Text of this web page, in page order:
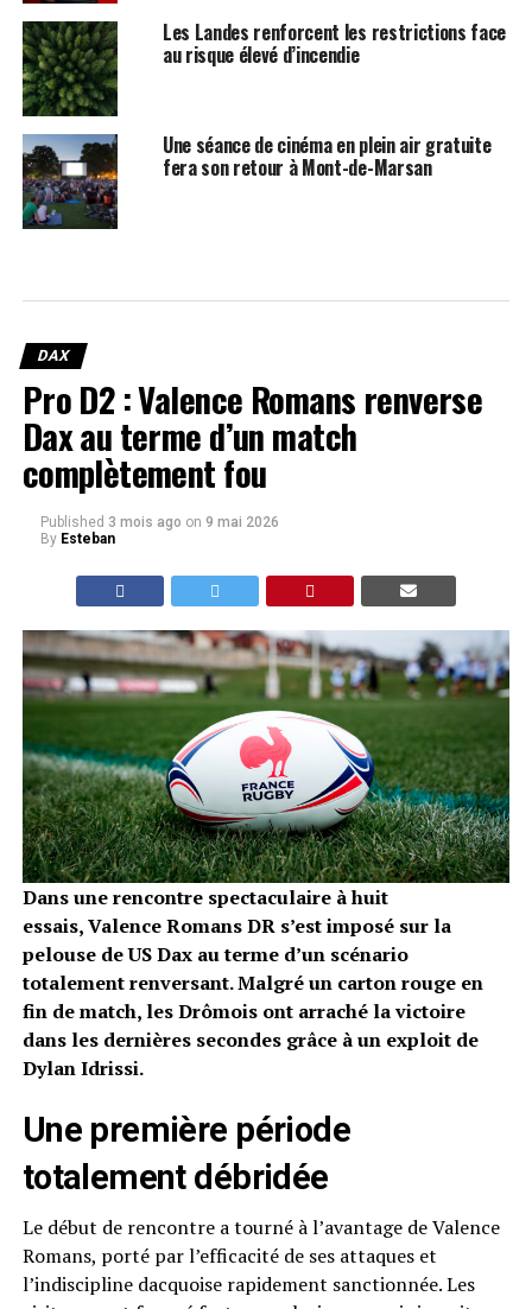
Les Landes renforcent les restrictions face
au risque élevé d’incendie
Une séance de cinéma en plein air gratuite
fera son retour à Mont-de-Marsan
DAX
Pro D2 : Valence Romans renverse
Dax au terme d’un match
complètement fou
Published 3 mois ago on 9 mai 2026
By Esteban
Dans une rencontre spectaculaire à huit
essais, Valence Romans DR s’est imposé sur la
pelouse de US Dax au terme d’un scénario
totalement renversant. Malgré un carton rouge en
fin de match, les Drômois ont arraché la victoire
dans les dernières secondes grâce à un exploit de
Dylan Idrissi.
Une première période
totalement débridée
Le début de rencontre a tourné à l’avantage de Valence
Romans, porté par l’efficacité de ses attaques et
l’indiscipline dacquoise rapidement sanctionnée. Les